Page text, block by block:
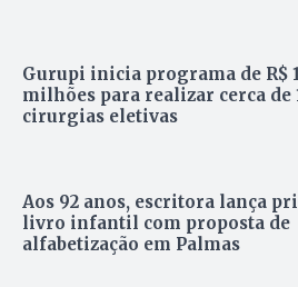
Gurupi inicia programa de R$
milhões para realizar cerca de
cirurgias eletivas
Aos 92 anos, escritora lança
livro infantil com proposta de
alfabetização em Palmas